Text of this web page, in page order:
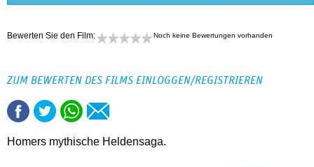
Bewerten Sie den Film: Noch keine Bewertungen vorhanden
ZUM BEWERTEN DES FILMS EINLOGGEN/REGISTRIEREN
Homers mythische Heldensaga.